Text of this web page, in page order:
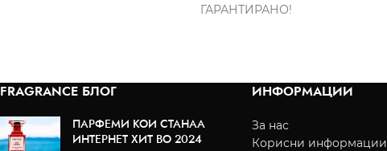
ГАРАНТИРАНО!
FRAGRANCE БЛОГ
ПАРФЕМИ КОИ СТАНАА
ИНТЕРНЕТ ХИТ ВО 2024
ИНФОРМАЦИИ
За нас
Корисни информации